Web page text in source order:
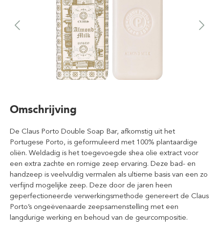
Omschrijving
De Claus Porto Double Soap Bar, afkomstig uit het
Portugese Porto, is geformuleerd met 100% plantaardige
oliën. Weldadig is het toegevoegde shea olie extract voor
een extra zachte en romige zeep ervaring. Deze bad- en
handzeep is veelvuldig vermalen als ultieme basis van een zo
verfijnd mogelijke zeep. Deze door de jaren heen
geperfectioneerde verwerkingsmethode genereert de Claus
Porto’s ongeëvenaarde zeepsamenstelling met een
langdurige werking en behoud van de geurcompositie.